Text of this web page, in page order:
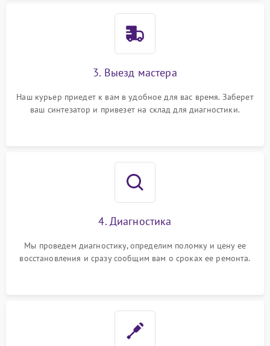
3. Выезд мастера
Наш курьер приедет к вам в удобное для вас время. Заберет
ваш синтезатор и привезет на склад для диагностики.
4. Диагностика
Мы проведем диагностику, определим поломку и цену ее
восстановления и сразу сообщим вам о сроках ее ремонта.